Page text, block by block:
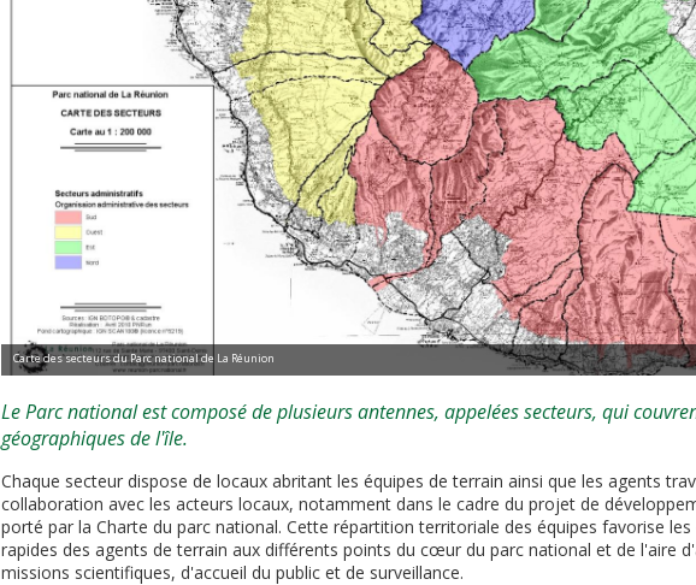
Carte des secteurs du Parc national de La Réunion
Le Parc national est composé de plusieurs antennes, appelées secteurs, qui
géographiques de l'île.
Chaque secteur dispose de locaux abritant les équipes de terrain ainsi que les agents
collaboration avec les acteurs locaux, notamment dans le cadre du projet de
porté par la Charte du parc national. Cette répartition territoriale des équipes favorise
rapides des agents de terrain aux différents points du cœur du parc national et de l'aire
missions scientifiques, d'accueil du public et de surveillance.